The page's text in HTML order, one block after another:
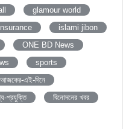
glamour world
islami jibon
ONE BD News
sports
আজকের-এই-দিনে
প্রযুক্তি
বিনোদনের খবর